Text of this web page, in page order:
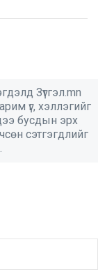
Зүтгэл.mn
үг, хэллэгийг
бусдын эрх
сэтгэгдлийг